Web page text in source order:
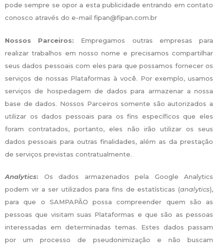
pode sempre se opor a esta publicidade entrando em contato
conosco através do e-mail fipan@fipan.com.br
Nossos Parceiros: Empregamos outras empresas para
realizar trabalhos em nosso nome e precisamos compartilhar
seus dados pessoais com eles para que possamos fornecer os
serviços de nossas Plataformas à você. Por exemplo, usamos
serviços de hospedagem de dados para armazenar a nossa
base de dados. Nossos Parceiros somente são autorizados a
utilizar os dados pessoais para os fins específicos que eles
foram contratados, portanto, eles não irão utilizar os seus
dados pessoais para outras finalidades, além as da prestação
de serviços previstas contratualmente.
Analytics: Os dados armazenados pela Google Analytics
podem vir a ser utilizados para fins de estatísticas (analytics),
para que o SAMPAPÃO possa compreender quem são as
pessoas que visitam suas Plataformas e que são as pessoas
interessadas em determinadas temas. Estes dados passam
por um processo de pseudonimização e não buscam